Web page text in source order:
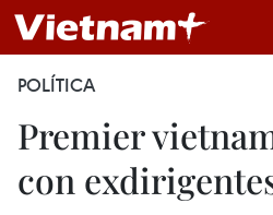
POLÍTICA
Premier
con